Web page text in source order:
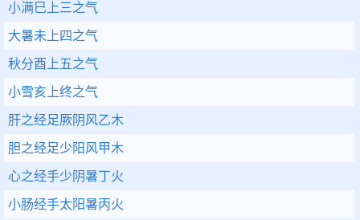
小满巳上三之气
大暑未上四之气
秋分酉上五之气
小雪亥上终之气
肝之经足厥阴风乙木
胆之经足少阳风甲木
心之经手少阴暑丁火
小肠经手太阳暑丙火